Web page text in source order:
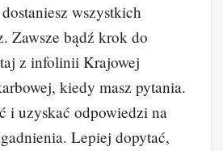
wszystkich
Zawsze bądź krok do
z infolinii Krajowej
kiedy masz pytania.
i uzyskać odpowiedzi na
Lepiej dopytać,